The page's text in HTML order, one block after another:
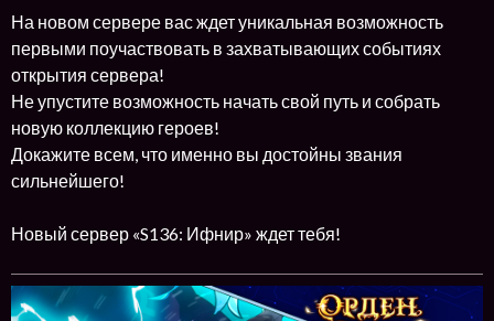
На новом сервере вас ждет уникальная возможность
первыми поучаствовать в захватывающих событиях
открытия сервера!
Не упустите возможность начать свой путь и собрать
новую коллекцию героев!
Докажите всем, что именно вы достойны звания
сильнейшего!
Новый сервер «S136: Ифнир» ждет тебя!